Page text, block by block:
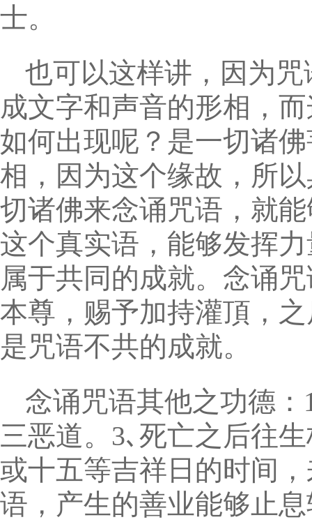
士。
也可以这样讲，因为
成文字和声音的形相，
如何出现呢？是一切诸
相，因为这个缘故，所
切诸佛来念诵咒语，就
这个真实语，能够发挥
属于共同的成就。念诵
本尊，赐予加持灌頂，
是咒语不共的成就。
念诵咒语其他之功德
三恶道。3､死亡之后往
或十五等吉祥日的时间
语，产生的善业能够止